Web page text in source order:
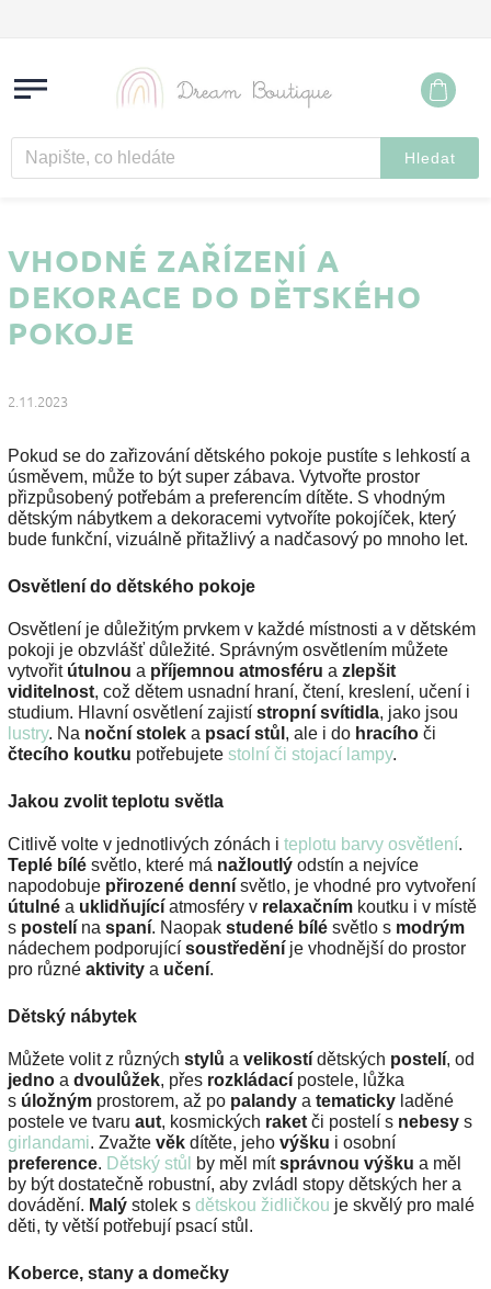
Hledat
VHODNÉ ZAŘÍZENÍ A
DEKORACE DO DĚTSKÉHO
POKOJE
2.11.2023
Pokud se do zařizování dětského pokoje pustíte s lehkostí a
úsměvem, může to být super zábava. Vytvořte prostor
přizpůsobený potřebám a preferencím dítěte. S vhodným
dětským nábytkem a dekoracemi vytvoříte pokojíček, který
bude funkční, vizuálně přitažlivý a nadčasový po mnoho let.
Osvětlení do dětského pokoje
Osvětlení je důležitým prvkem v každé místnosti a v dětském
pokoji je obzvlášť důležité. Správným osvětlením můžete
vytvořit útulnou a příjemnou atmosféru a zlepšit
viditelnost, což dětem usnadní hraní, čtení, kreslení, učení i
studium. Hlavní osvětlení zajistí stropní svítidla, jako jsou
lustry. Na noční stolek a psací stůl , ale i do hracího či
čtecího koutku potřebujete stolní či stojací lampy.
Jakou zvolit teplotu světla
Citlivě volte v jednotlivých zónách i teplotu barvy osvětlení.
Teplé bílé světlo, které má nažloutlý odstín a nejvíce
napodobuje přirozené denní světlo, je vhodné pro vytvoření
útulné a uklidňující atmosféry v relaxačním koutku i v místě
s postelí na spaní. Naopak studené bílé světlo s modrým
nádechem podporující soustředění je vhodnější do prostor
pro různé aktivity a učení.
Dětský nábytek
Můžete volit z různých stylů a velikostí dětských postelí, od
jedno a dvoulůžek, přes rozkládací postele, lůžka
s úložným prostorem, až po palandy a tematicky laděné
postele ve tvaru aut, kosmických raket či postelí s nebesy s
girlandami. Zvažte věk dítěte, jeho výšku i osobní
preference. Dětský stůl by měl mítsprávnou výšku a měl
by být dostatečně robustní, aby zvládl stopy dětských her a
dovádění. Malý stolek s dětskou židličkou je skvělý pro malé
děti, ty větší potřebují psací stůl.
Koberce, stany a domečky